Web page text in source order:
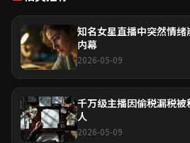
知名女星直播中突然情
内幕
2026-05-09
千万级主播因偷税漏税
人
2026-05-09